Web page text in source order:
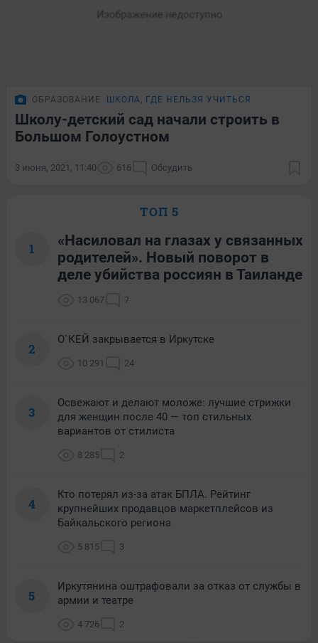
ОБРАЗОВАНИЕ ШКОЛА, ГДЕ НЕЛЬЗЯ УЧИТЬСЯ
Школу-детский сад начали строить в
Большом Голоустном
3 июня, 2021, 11:40 616 Обсудить
ТОП 5
1
«Насиловал на глазах у связанных
родителей». Новый поворот в
деле убийства россиян в Таиланде
13 067 7
2
О`КЕЙ закрывается в Иркутске
10 291 24
3
Освежают и делают моложе: лучшие стрижки
для женщин после 40 — топ стильных
вариантов от стилиста
8 285 2
4
Кто потерял из-за атак БПЛА. Рейтинг
крупнейших продавцов маркетплейсов из
Байкальского региона
5 815 3
5
Иркутянина оштрафовали за отказ от службы в
армии и театре
4 726 2